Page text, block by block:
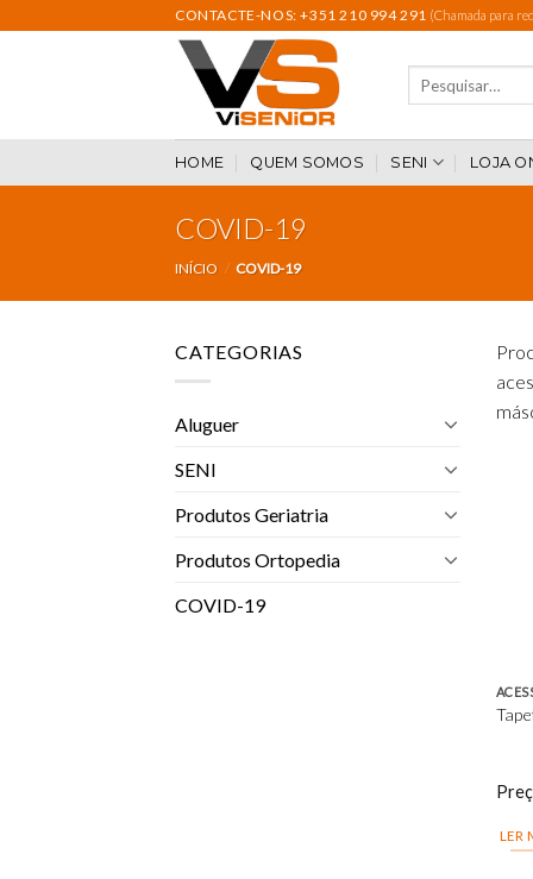
CONTACTE-NOS: +351 210 994 291 (Chamada para
HOME QUEM SOMOS SENI LOJA
COVID-19
INÍCIO / COVID-19
CATEGORIAS
Aluguer
SENI
Produtos Geriatria
Produtos Ortopedia
COVID-19
LER